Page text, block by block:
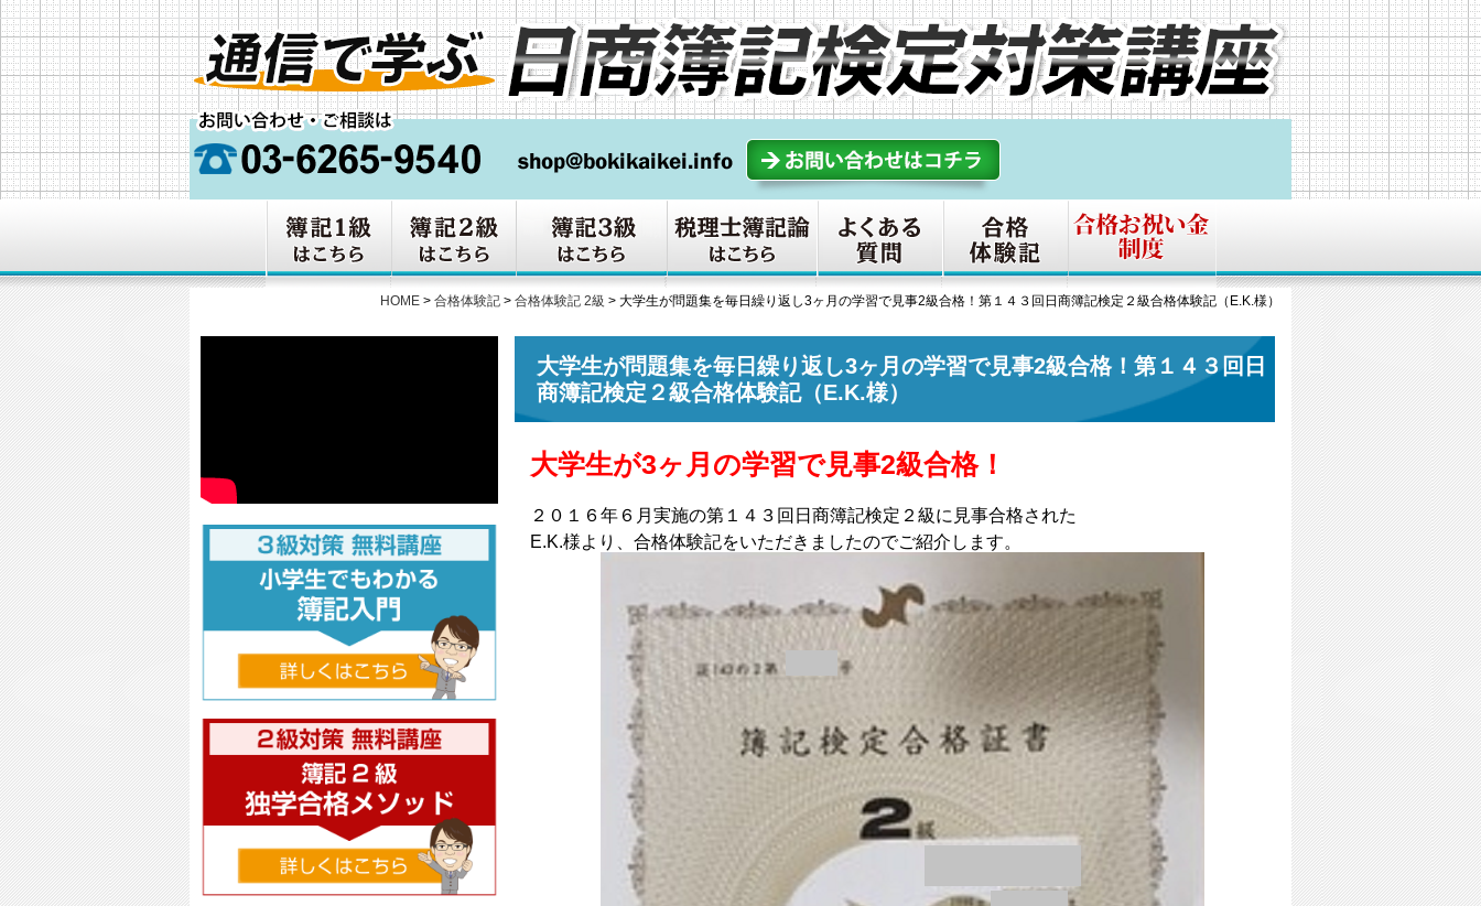
HOME > 合格体験記 > 合格体験記 2級 > 大学生が問題集を毎日繰り返し3ヶ月の学習で見事2級合格！第１４３回日商簿記検定２級合格体験記（E.K.様）
大学生が問題集を毎日繰り返し3ヶ月の学習で見事2級合格！第１４３回日
商簿記検定２級合格体験記（E.K.様）
大学生が3ヶ月の学習で見事2級合格！
２０１６年６月実施の第１４３回日商簿記検定２級に見事合格された
E.K.様より、合格体験記をいただきましたのでご紹介します。